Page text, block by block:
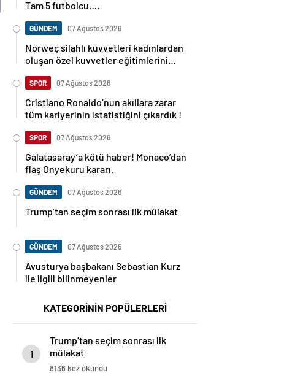
Tam 5 futbolcu….
GÜNDEM 07 Ağustos 2026
Norweç silahlı kuvvetleri kadınlardan
oluşan özel kuvvetler eğitimlerini
SPOR 07 Ağustos 2026
Cristiano Ronaldo’nun akıllara zarar
tüm kariyerinin istatistiğini çıkardık !
SPOR 07 Ağustos 2026
Galatasaray’a kötü haber! Monaco’dan
flaş Onyekuru kararı.
GÜNDEM 07 Ağustos 2026
Trump’tan seçim sonrası ilk mülakat
GÜNDEM 07 Ağustos 2026
Avusturya başbakanı Sebastian Kurz
ile ilgili bilinmeyenler
KATEGORİNİN POPÜLERLERİ
1
Trump’tan seçim sonrası ilk
mülakat
8136 kez okundu